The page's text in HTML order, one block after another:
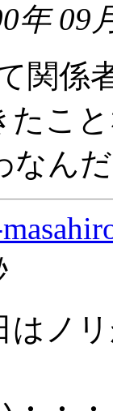
年 09
関係
たこ
なん
はノ